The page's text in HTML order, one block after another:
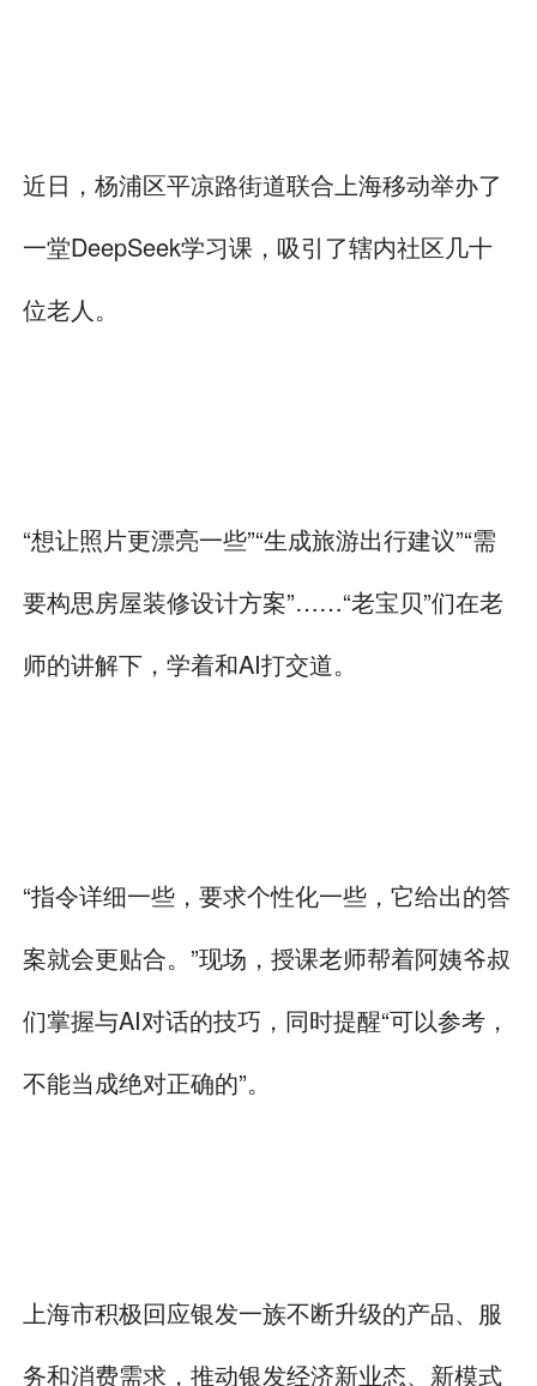
近日，杨浦区平凉路街道联合上海移动举办了
一堂DeepSeek学习课，吸引了辖内社区几十
位老人。
“想让照片更漂亮一些”“生成旅游出行建议”“需
要构思房屋装修设计方案”……“老宝贝”们在老
师的讲解下，学着和AI打交道。
“指令详细一些，要求个性化一些，它给出的答
案就会更贴合。”现场，授课老师帮着阿姨爷叔
们掌握与AI对话的技巧，同时提醒“可以参考，
不能当成绝对正确的”。
上海市积极回应银发一族不断升级的产品、服
务和消费需求，推动银发经济新业态、新模式